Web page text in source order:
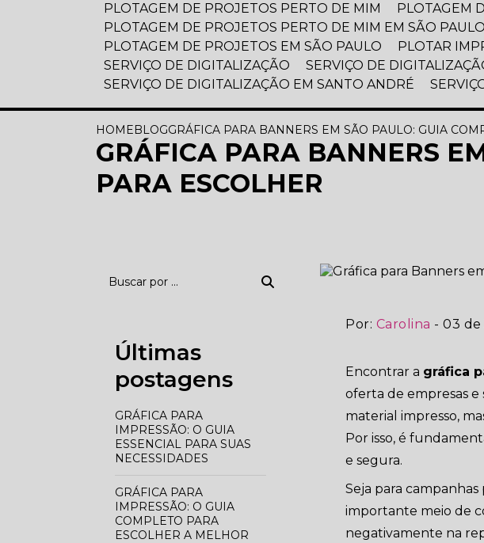
PLOTAGEM DE PROJETOS PERTO DE MIM
PLOTAGEM DE PROJETOS PERTO DE MIM EM SÃO PAULO
PLOTAGEM DE PROJETOS EM SÃO PAULO
PLOTAR
SERVIÇO DE DIGITALIZAÇÃO
SERVIÇO DE
SERVIÇO DE DIGITALIZAÇÃO EM SANTO ANDRÉ
HOMEBLOGGRÁFICA PARA BANNERS EM SÃO PAULO: GUIA
GRÁFICA PARA BANNERS
PARA ESCOLHER
Últimas
postagens
GRÁFICA PARA
IMPRESSÃO: O GUIA
ESSENCIAL PARA SUAS
NECESSIDADES
GRÁFICA PARA
IMPRESSÃO: O GUIA
COMPLETO PARA
ESCOLHER A MELHOR
Por: Carolina - 03
Encontrar a gráfica
oferta de empresas e
material impresso,
Por isso, é
e segura.
Seja para
importante meio de
negativamente na